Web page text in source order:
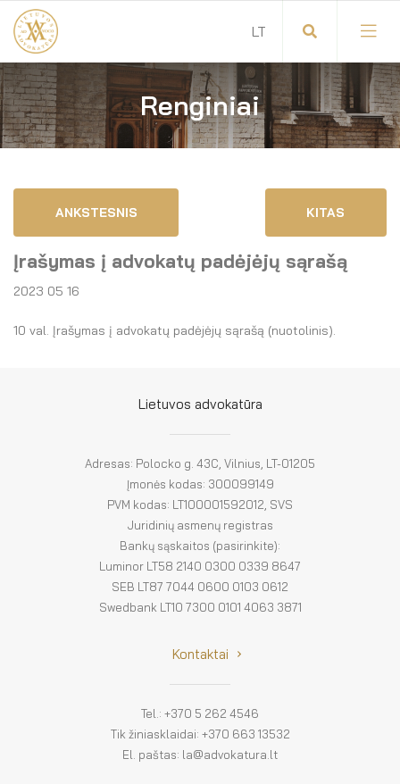
Visuotinis advokatų susirinkimas
Advokatų tarybos pirmininkas
Advokatų taryba
Komitetai
Garbės teismas
Savitarna
Savivaldos teisės aktai
Dokumentų atmintinė
El. parduotuvė
ES
Renginiai
ANKSTESNIS KITAS
Įrašymas į advokatų padėjėjų sąrašą
2023 05 16
10 val. Įrašymas į advokatų padėjėjų sąrašą (nuotolinis).
Lietuvos advokatūra
Adresas: Polocko g. 43C, Vilnius, LT-01205
Įmonės kodas: 300099149
PVM kodas: LT100001592012, SVS
Juridinių asmenų registras
Bankų sąskaitos (pasirinkite):
Luminor LT58 2140 0300 0339 8647
SEB LT87 7044 0600 0103 0612
Swedbank LT10 7300 0101 4063 3871
Kontaktai
Tel.: +370 5 262 4546
Tik žiniasklaidai: +370 663 13532
El. paštas: la@advokatura.lt